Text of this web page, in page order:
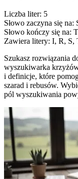
Liczba liter: 5
Słowo zaczyna się na:
Słowo kończy się na: T
Zawiera litery: I, R, S,
Szukasz rozwiązania
wyszukiwarka
i definicje, które
szarad i rebusów.
pól wyszukiwania